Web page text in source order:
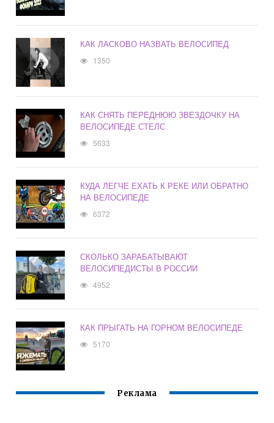
КАК ЛАСКОВО НАЗВАТЬ ВЕЛОСИПЕД
1350
КАК СНЯТЬ ПЕРЕДНЮЮ ЗВЕЗДОЧКУ НА
ВЕЛОСИПЕДЕ СТЕЛС
5633
КУДА ЛЕГЧЕ ЕХАТЬ К РЕКЕ ИЛИ ОБРАТНО
НА ВЕЛОСИПЕДЕ
6372
СКОЛЬКО ЗАРАБАТЫВАЮТ
ВЕЛОСИПЕДИСТЫ В РОССИИ
4952
КАК ПРЫГАТЬ НА ГОРНОМ ВЕЛОСИПЕДЕ
5170
Реклама